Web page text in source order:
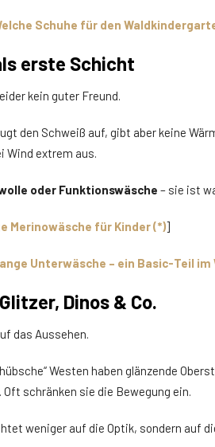
Schuhe für den
erste Schicht
kein guter Freund.
den Schweiß auf, gibt aber keine
Wind extrem aus.
oder Funktionswäsche – sie ist
Merinowäsche für Kinder (*)]
Unterwäsche – ein Basic-Teil
Dinos & Co.
das Aussehen.
Westen haben glänzende
schränken sie die Bewegung ein.
weniger auf die Optik, sondern auf